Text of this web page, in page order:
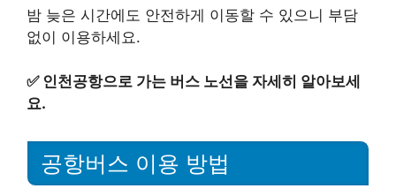
밤 늦은 시간에도 안전하게 이동할 수 있으니 부담
없이 이용하세요.
✅ 인천공항으로 가는 버스 노선을 자세히 알아보세
요.
공항버스 이용 방법